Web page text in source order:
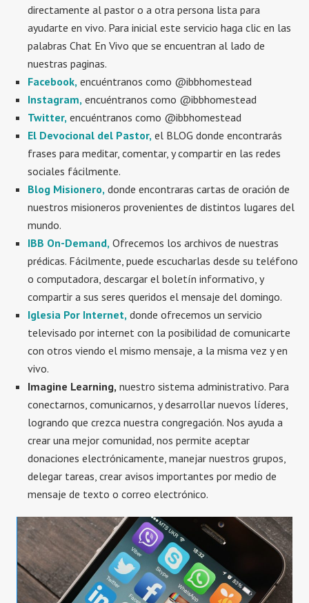
directamente al pastor o a otra persona lista para
ayudarte en vivo. Para inicial este servicio haga clic en las
palabras Chat En Vivo que se encuentran al lado de
nuestras paginas.
Facebook, encuéntranos como @ibbhomestead
Instagram, encuéntranos como @ibbhomestead
Twitter, encuéntranos como @ibbhomestead
El Devocional del Pastor, el BLOG donde encontrarás
frases para meditar, comentar, y compartir en las redes
sociales fácilmente.
Blog Misionero, donde encontraras cartas de oración de
nuestros misioneros provenientes de distintos lugares del
mundo.
IBB On-Demand, Ofrecemos los archivos de nuestras
prédicas. Fácilmente, puede escucharlas desde su teléfono
o computadora, descargar el boletín informativo, y
compartir a sus seres queridos el mensaje del domingo.
Iglesia Por Internet, donde ofrecemos un servicio
televisado por internet con la posibilidad de comunicarte
con otros viendo el mismo mensaje, a la misma vez y en
vivo.
Imagine Learning, nuestro sistema administrativo. Para
conectarnos, comunicarnos, y desarrollar nuevos líderes,
logrando que crezca nuestra congregación. Nos ayuda a
crear una mejor comunidad, nos permite aceptar
donaciones electrónicamente, manejar nuestros grupos,
delegar tareas, crear avisos importantes por medio de
mensaje de texto o correo electrónico.